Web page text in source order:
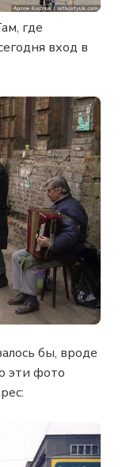
где
вход в
бы, вроде
эти фото